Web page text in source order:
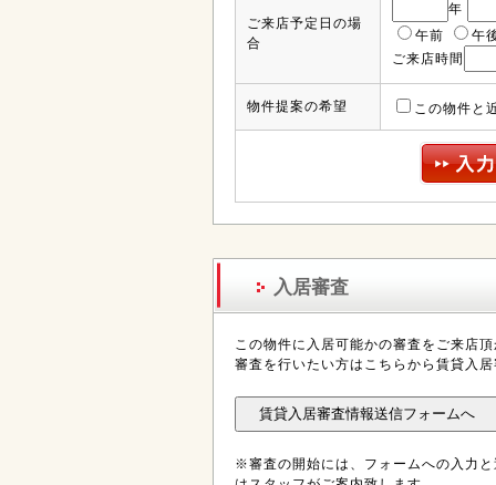
ご来店予定日の場
合
年
午前
午
ご来店時間
物件提案の希望 この物件と
入居審査
この物件に入居可能かの審査をご来店
審査を行いたい方はこちらから賃貸入
※審査の開始には、フォームへの入力